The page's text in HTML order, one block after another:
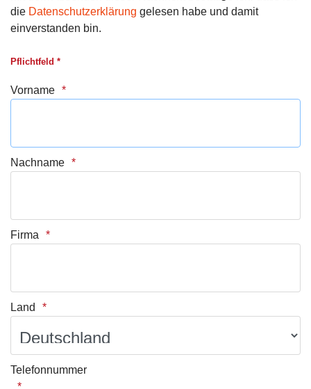
die Datenschutzerklärung gelesen habe und damit
einverstanden bin.
Pflichtfeld *
Vorname
Nachname
Firma
Land
Telefonnummer